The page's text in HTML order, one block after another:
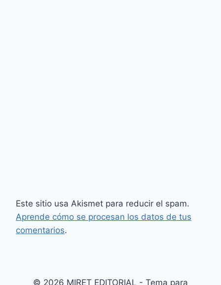
Este sitio usa Akismet para reducir el spam.
Aprende cómo se procesan los datos de tus
comentarios.
© 2026 MIRET EDITORIAL - Tema para